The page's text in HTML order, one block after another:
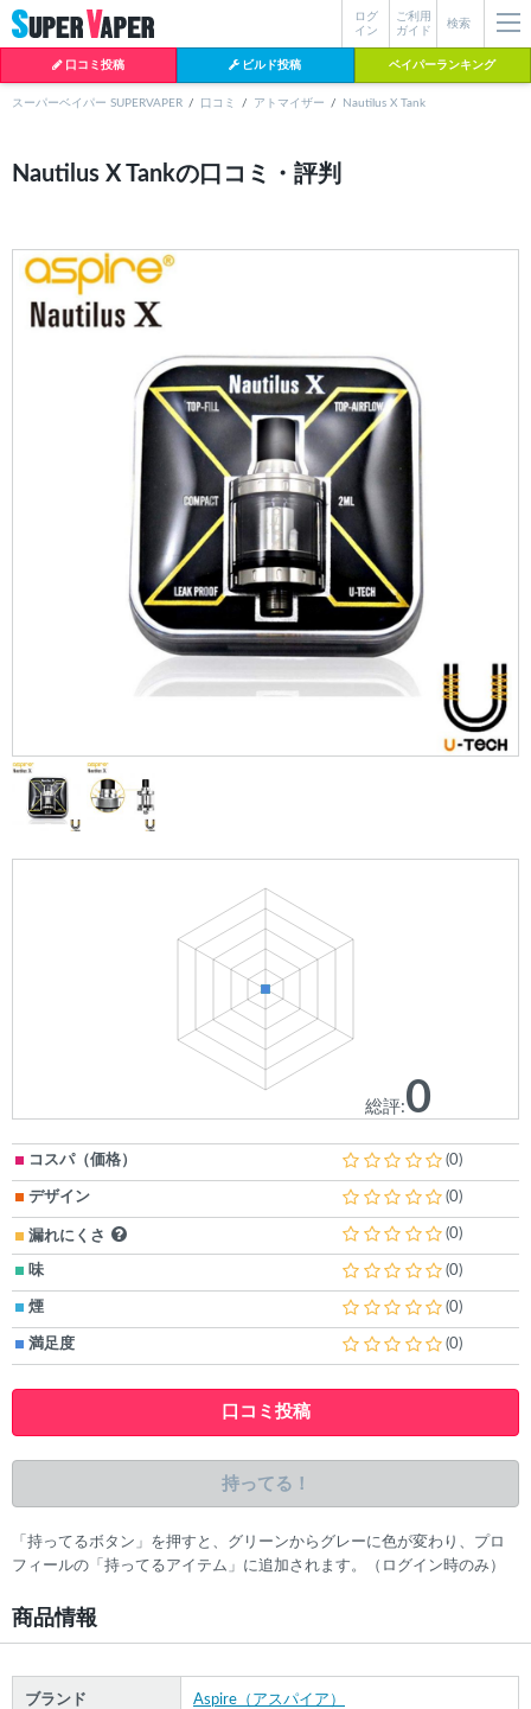
検索
ご利用
ガイド
ログ
イン
口コミ投稿 ビルド投稿 ベイパーランキング
よく検索されているワード
クラプトン
18650
MENTHOL(タバコメンソール)
スーパーベイパー SUPERVAPER 口コミ アトマイザー Nautilus X Tank
Nautilus X Tankの口コミ・評判
総評:0
コスパ（価格） (0)
デザイン (0)
漏れにくさ (0)
味 (0)
煙 (0)
満足度 (0)
口コミ投稿
持ってる！
「持ってるボタン」を押すと、グリーンからグレーに色が変わり、プロ
フィールの「持ってるアイテム」に追加されます。（ログイン時のみ）
商品情報
ブランド Aspire（アスパイア）
見つからない場合データベースに該当の商品がまだ登録されていない可能
現在の絞り込み条件をすべてクリア